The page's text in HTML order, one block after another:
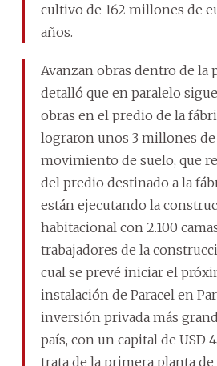
cultivo de 162 millones de
años.
Avanzan obras dentro de la
detalló que en paralelo
obras en el predio de la
lograron unos 3 millones
movimiento de suelo, que
del predio destinado a la
están ejecutando la
habitacional con 2.100
trabajadores de la
cual se prevé iniciar el
instalación de Paracel en
inversión privada más
país, con un capital de USD
trata de la primera planta